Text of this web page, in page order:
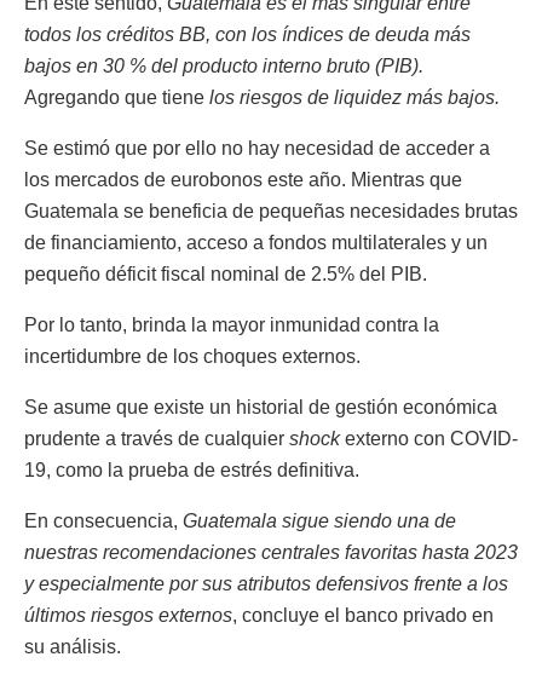
todos los créditos BB, con los índices de deuda más
bajos en 30 % del producto interno bruto (PIB).
Agregando que tiene los riesgos de liquidez más bajos.
Se estimó que por ello no hay necesidad de acceder a
los mercados de eurobonos este año. Mientras que
Guatemala se beneficia de pequeñas necesidades brutas
de financiamiento, acceso a fondos multilaterales y un
pequeño déficit fiscal nominal de 2.5% del PIB.
Por lo tanto, brinda la mayor inmunidad contra la
incertidumbre de los choques externos.
Se asume que existe un historial de gestión económica
prudente a través de cualquier shockexterno con COVID-
19, como la prueba de estrés definitiva.
En consecuencia, Guatemala sigue siendo una de
nuestras recomendaciones centrales favoritas hasta 2023
y especialmente por sus atributos defensivos frente a los
últimos riesgos externos, concluye el banco privado en
su análisis.